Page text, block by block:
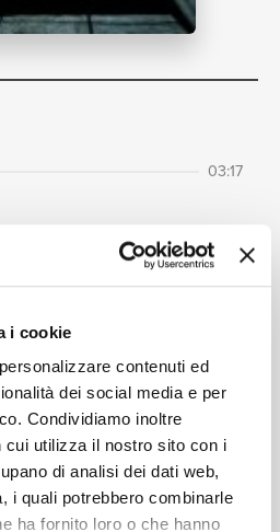
i cookie
contenuti ed
dei social media e per
Condividiamo inoltre
cui utilizza il nostro sito con i
di analisi dei dati web,
i quali potrebbero combinarle
ha fornito loro o che hanno
03:17
04:26
05:24